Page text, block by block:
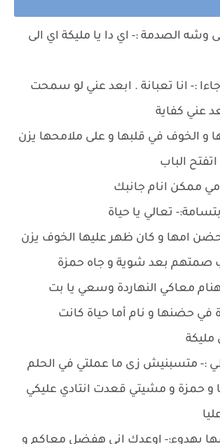
وشه الصدمة :- اي دا يا مليكة اي الى
:- انا تعبانة . ابعد عني لو سمحت
عني كفاية
و الخوف في قلبها و على ملامحها يزن
الباب
ممكن انام جانبك
تعالي يا حياة
امها و كان ظهر عليها الخوف يزن
صمتهم بعد شوية و جاه حمزة
معاكي النهاردة وسعي يا بت
في حضنها و نام أما حياة كانت
:- متسبنيش زى ما عملتي في الحلم
و حمزة و مشيتي قعدت انتادي عليكي
بهدوء:- اوعدك اني هفضل معاكم و